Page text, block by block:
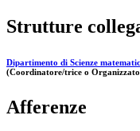
Strutture
Dipartimento di Scienze
(Coordinatore/trice o
Afferenze